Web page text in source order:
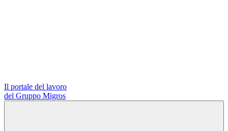
Il portale del lavoro
del Gruppo Migros